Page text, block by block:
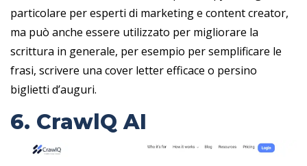
particolare per esperti di marketing e content creator,
ma può anche essere utilizzato per migliorare la
scrittura in generale, per esempio per semplificare le
frasi, scrivere una cover letter efficace o persino
biglietti d’auguri.
6. CrawlQ AI